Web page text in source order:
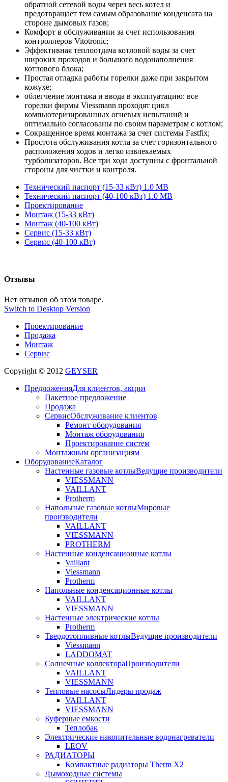
обратной сетевой воды через весь котел и
предотвращает тем самым образование конденсата на
стороне дымовых газов;
Комфорт в обслуживании за счет использования
контроллеров Vitotronic;
Эффективная теплоотдача котловой воды за счет
широких проходов и большого водонаполнения
котлового блока;
Простая отладка работы горелки даже при закрытом
кожухе;
облегчение монтажа и ввода в эксплуатацию: все
горелки фирмы Viessmann проходят цикл
компьютеризированных огневых испытаний и
оптимально согласованы по своим параметрам с котлом;
Сокращенное время монтажа за счет системы Fastfix;
Простота обслуживания котла за счет горизонтального
расположения ходов и легко извлекаемых
турболизаторов. Все три хода доступны с фронтальной
стороны для чистки и контроля.
Технический паспорт (15-33 кВт) 1.0 MB
Технический паспорт (40-100 кВт) 1.0 MB
Проектирование
Монтаж (15-33 кВт)
Монтаж (40-100 кВт)
Сервис (15-33 кВт)
Сервис (40-100 кВт)
Отзывы
Нет отзывов об этом товаре.
Switch to Desktop Version
Проектирование
Продажа
Монтаж
Сервис
Copyright © 2012 GEYSER
ПредложенияДля клиентов, акции
Пакетное предложение
Продажа
СервисОбслуживание клиентов
Ремонт оборудования
Монтаж оборудования
Проектирование систем
Монтажным организациям
ОборудованиеКаталог
Настенные газовые котлыВедущие производители
VIESSMANN
VAILLANT
Protherm
Напольные газовые котлыМировые
производители
VAILLANT
VIESSMANN
PROTHERM
Настенные конденсационные котлы
Vaillant
Viessmann
Protherm
Напольные конденсационные котлы
VAILLANT
VIESSMANN
Настенные электрические котлы
Protherm
Твердотопливные котлыВедущие производители
Viessmann
LADDOMAT
Солнечные коллектораПроизводители
VAILLANT
VIESSMANN
Тепловые насосыЛидеры продаж
VAILLANT
VIESSMANN
Буферные емкости
Теплобак
Электрические накопительные водонагреватели
LEOV
РАДИАТОРЫ
Компактные радиаторы Therm X2
Дымоходные системы